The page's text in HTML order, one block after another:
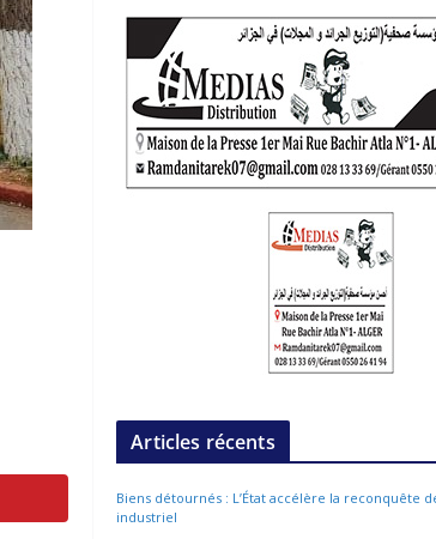
Articles récents
Biens détournés : L’État accélère la reconquête
industriel